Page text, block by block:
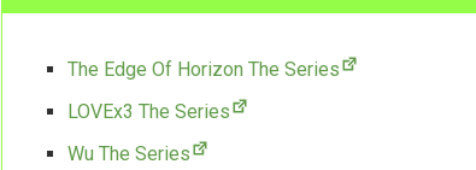
The Edge Of Horizon The Series
LOVEx3 The Series
Wu The Series